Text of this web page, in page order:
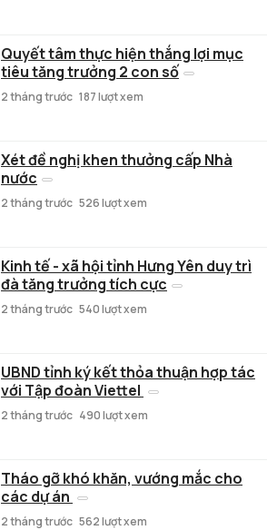
Quyết tâm thực hiện thắng lợi mục
tiêu tăng trưởng 2 con số
2 tháng trước 187 lượt xem
Xét đề nghị khen thưởng cấp Nhà
nước
2 tháng trước 526 lượt xem
Kinh tế - xã hội tỉnh Hưng Yên duy trì
đà tăng trưởng tích cực
2 tháng trước 540 lượt xem
UBND tỉnh ký kết thỏa thuận hợp tác
với Tập đoàn Viettel
2 tháng trước 490 lượt xem
Tháo gỡ khó khăn, vướng mắc cho
các dự án
2 tháng trước 562 lượt xem